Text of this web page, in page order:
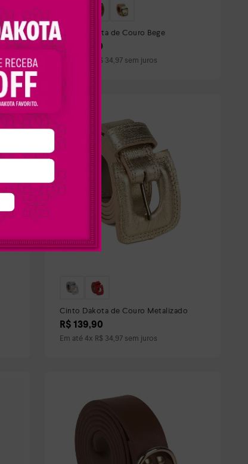
Cinto Dakota de Couro Bege
,90
x R$ 34,97 sem juros
Cinto Dakota de Couro Metalizado
R$ 139,90
Em até4x R$ 34,97 sem juros